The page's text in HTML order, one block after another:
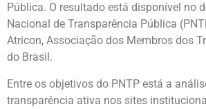
Pública. O resultado está disponível no
Nacional de Transparência Pública
Atricon, Associação dos Membros dos
do Brasil.
Entre os objetivos do PNTP está a
transparência ativa nos sites